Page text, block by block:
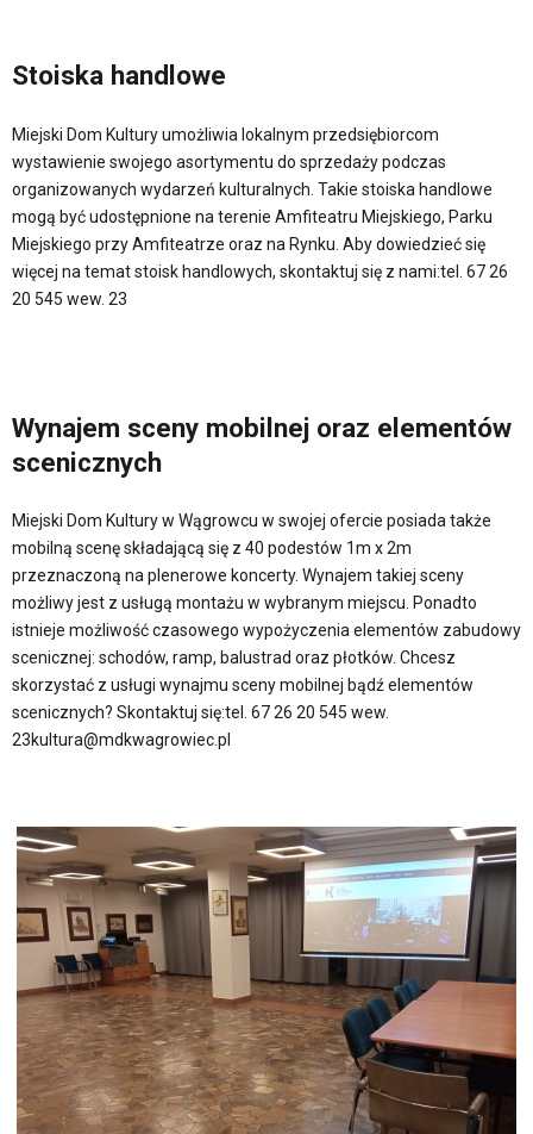
Stoiska handlowe
Miejski Dom Kultury umożliwia lokalnym przedsiębiorcom
wystawienie swojego asortymentu do sprzedaży podczas
organizowanych wydarzeń kulturalnych. Takie stoiska handlowe
mogą być udostępnione na terenie Amfiteatru Miejskiego, Parku
Miejskiego przy Amfiteatrze oraz na Rynku. Aby dowiedzieć się
więcej na temat stoisk handlowych, skontaktuj się z nami:tel. 67 26
20 545 wew. 23
Wynajem sceny mobilnej oraz elementów
scenicznych
Miejski Dom Kultury w Wągrowcu w swojej ofercie posiada także
mobilną scenę składającą się z 40 podestów 1m x 2m
przeznaczoną na plenerowe koncerty. Wynajem takiej sceny
możliwy jest z usługą montażu w wybranym miejscu. Ponadto
istnieje możliwość czasowego wypożyczenia elementów zabudowy
scenicznej: schodów, ramp, balustrad oraz płotków. Chcesz
skorzystać z usługi wynajmu sceny mobilnej bądź elementów
scenicznych? Skontaktuj się:tel. 67 26 20 545 wew.
23kultura@mdkwagrowiec.pl